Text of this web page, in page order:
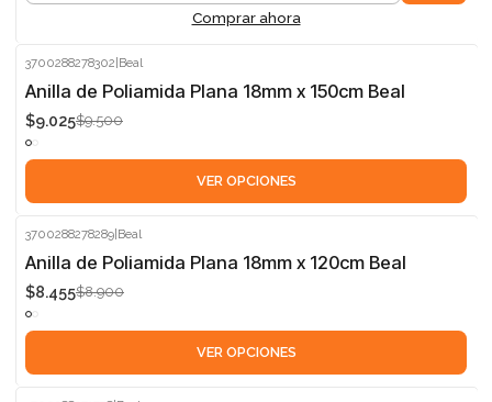
Comprar ahora
-5%
3700288278302|Beal
Anilla de Poliamida Plana 18mm x 150cm Beal
$9.025$9.500
VER OPCIONES
-5%
3700288278289|Beal
Anilla de Poliamida Plana 18mm x 120cm Beal
$8.455$8.900
VER OPCIONES